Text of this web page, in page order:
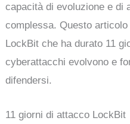
capacità di evoluzione e di
complessa. Questo
LockBit che ha durato 11
cyberattacchi evolvono e
difendersi.
11 giorni di attacco LockBit